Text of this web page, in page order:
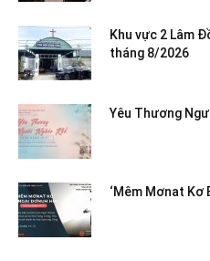
Khu vực 2 Lâm
tháng 8/2026
Yêu Thương
‘Mêm Mơnat Kơ